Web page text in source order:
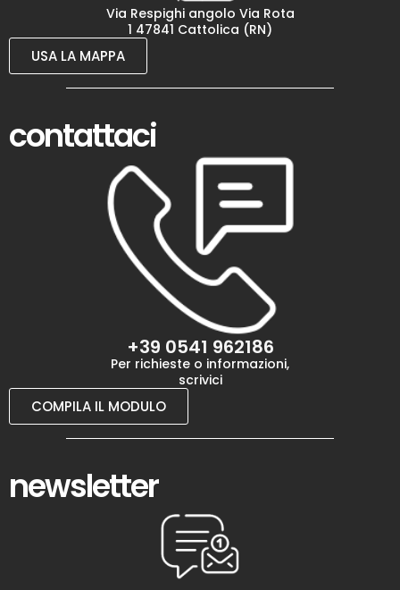
Via Respighi angolo Via Rota
1 47841 Cattolica (RN)
USA LA MAPPA
contattaci
+39 0541 962186
Per richieste o informazioni,
scrivici
COMPILA IL MODULO
newsletter